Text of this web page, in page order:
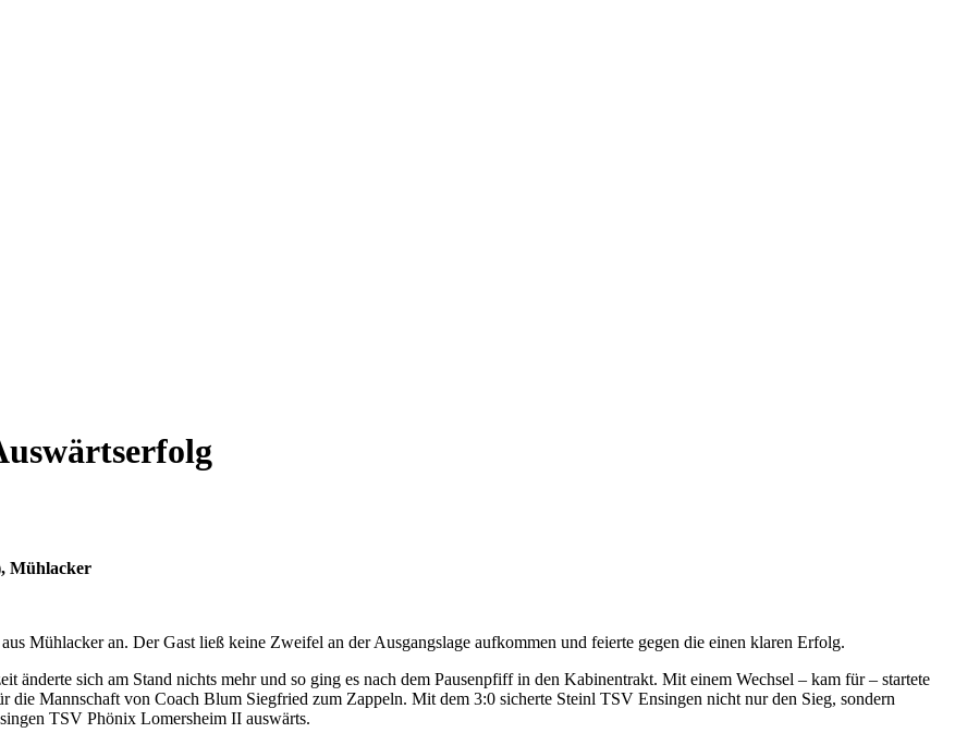
Mühlacker
Mühlacker an. Der Gast ließ keine Zweifel an der Ausgangslage aufkommen und feierte gegen die einen klaren Erfolg.
änderte sich am Stand nichts mehr und so ging es nach dem Pausenpfiff in den Kabinentrakt. Mit einem Wechsel – kam für – startete
Mannschaft von Coach Blum Siegfried zum Zappeln. Mit dem 3:0 sicherte Steinl TSV Ensingen nicht nur den Sieg, sondern
TSV Phönix Lomersheim II auswärts.